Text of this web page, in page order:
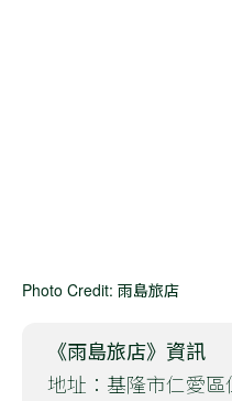
Photo Credit: 雨島旅店
《雨島旅店》資訊
地址：基隆市仁愛區